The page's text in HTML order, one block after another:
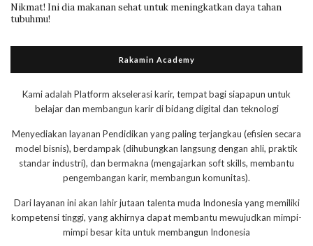
Nikmat! Ini dia makanan sehat untuk meningkatkan daya tahan
tubuhmu!
Rakamin Academy
Kami adalah Platform akselerasi karir, tempat bagi siapapun untuk
belajar dan membangun karir di bidang digital dan teknologi
Menyediakan layanan Pendidikan yang paling terjangkau (efisien secara
model bisnis), berdampak (dihubungkan langsung dengan ahli, praktik
standar industri), dan bermakna (mengajarkan soft skills, membantu
pengembangan karir, membangun komunitas).
Dari layanan ini akan lahir jutaan talenta muda Indonesia yang memiliki
kompetensi tinggi, yang akhirnya dapat membantu mewujudkan mimpi-
mimpi besar kita untuk membangun Indonesia